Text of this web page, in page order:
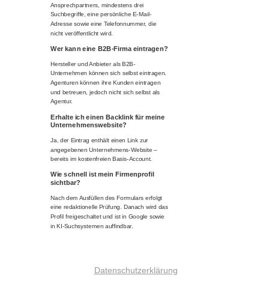
Datenschutzerklärung
Ansprechpartners, mindestens drei
Suchbegriffe, eine persönliche E-Mail-
Adresse sowie eine Telefonnummer, die
nicht veröffentlicht wird.
Wer kann eine B2B-Firma eintragen?
Hersteller und Anbieter als B2B-
Unternehmen können sich selbst eintragen.
Agenturen können ihre Kunden eintragen
und betreuen, jedoch nicht sich selbst als
Agentur.
Erhalte ich einen Backlink für meine
Unternehmenswebsite?
Ja, der Eintrag enthält einen Link zur
angegebenen Unternehmens-Website –
bereits im kostenfreien Basis-Account.
Wie schnell ist mein Firmenprofil
sichtbar?
Nach dem Ausfüllen des Formulars erfolgt
eine redaktionelle Prüfung. Danach wird das
Profil freigeschaltet und ist in Google sowie
in KI-Suchsystemen auffindbar.